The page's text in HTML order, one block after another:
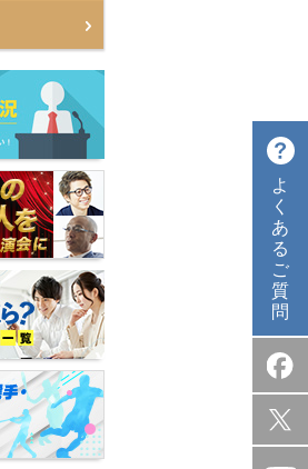
よ
く
あ
る
ご
質
問